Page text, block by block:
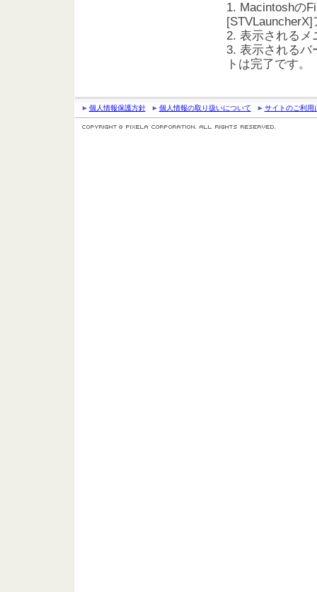
1. Macintoshの
2. 表示されるメ
3. 表示されるバ
トは完了です。
個人情報保護方針 個人情報の取り扱いについて サイトのご利用